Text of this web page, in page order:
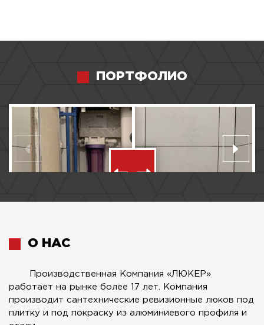
ПОРТФОЛИО
Серия AL-KR двухстворчатый
О НАС
Производственная Компания «ЛЮКЕР»
работает на рынке более 17 лет. Компания
производит сантехнические ревизионные люков под
плитку и под покраску из алюминиевого профиля и